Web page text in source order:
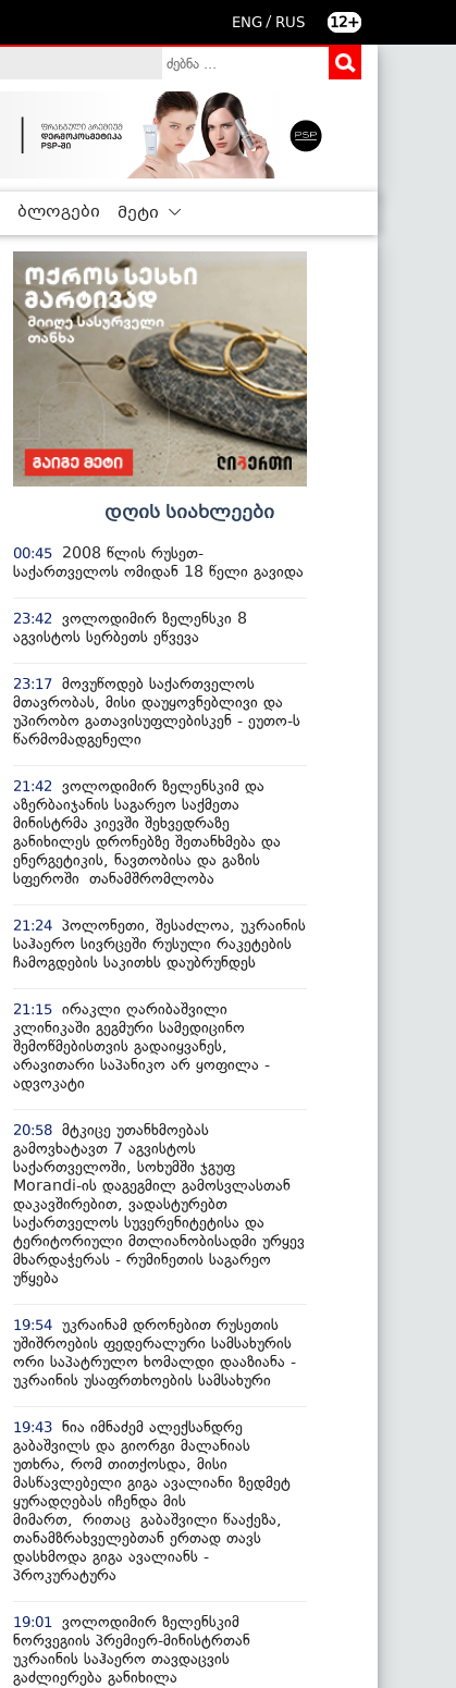
ENG / RUS 12+
ბლოგები მეტი
დღის სიახლეები
00:45
2008 წლის რუსეთ-
საქართველოს ომიდან 18 წელი გავიდა
23:42
ვოლოდიმირ ზელენსკი 8
აგვისტოს სერბეთს ეწვევა
23:17 მოვუწოდებ საქართველოს
მთავრობას, მისი დაუყოვნებლივი და
უპირობო გათავისუფლებისკენ - ეუთო-ს
წარმომადგენელი
21:42
ვოლოდიმირ ზელენსკიმ და
აზერბაიჯანის საგარეო საქმეთა
მინისტრმა კიევში შეხვედრაზე
განიხილეს დრონებზე შეთანხმება და
ენერგეტიკის, ნავთობისა და გაზის
სფეროში თანამშრომლობა
21:24 პოლონეთი, შესაძლოა, უკრაინის
საჰაერო სივრცეში რუსული რაკეტების
ჩამოგდების საკითხს დაუბრუნდეს
21:15 ირაკლი ღარიბაშვილი
კლინიკაში გეგმური სამედიცინო
შემოწმებისთვის გადაიყვანეს,
არავითარი საპანიკო არ ყოფილა -
ადვოკატი
20:58 მტკიცე უთანხმოებას
გამოვხატავთ 7 აგვისტოს
საქართველოში, სოხუმში ჯგუფ
Morandi-ის დაგეგმილ გამოსვლასთან
დაკავშირებით, ვადასტურებთ
საქართველოს სუვერენიტეტისა და
ტერიტორიული მთლიანობისადმი ურყევ
მხარდაჭერას - რუმინეთის საგარეო
უწყება
19:54 უკრაინამ დრონებით რუსეთის
უშიშროების ფედერალური სამსახურის
ორი საპატრულო ხომალდი დააზიანა -
უკრაინის უსაფრთხოების სამსახური
19:43 ნია იმნაძემ ალექსანდრე
გაბაშვილს და გიორგი მალანიას
უთხრა, რომ თითქოსდა, მისი
მასწავლებელი გიგა ავალიანი ზედმეტ
ყურადღებას იჩენდა მის
მიმართ, რითაც გაბაშვილი წააქეზა,
თანამზრახველებთან ერთად თავს
დასხმოდა გიგა ავალიანს -
პროკურატურა
19:01
ვოლოდიმირ ზელენსკიმ
ნორვეგიის პრემიერ-მინისტრთან
უკრაინის საჰაერო თავდაცვის
გაძლიერება განიხილა